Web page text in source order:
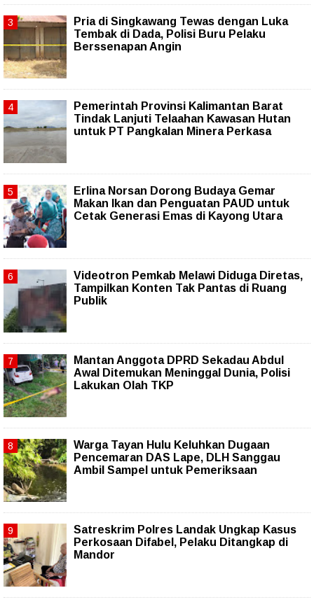
Pria di Singkawang Tewas dengan Luka
Tembak di Dada, Polisi Buru Pelaku
Berssenapan Angin
Pemerintah Provinsi Kalimantan Barat
Tindak Lanjuti Telaahan Kawasan Hutan
untuk PT Pangkalan Minera Perkasa
Erlina Norsan Dorong Budaya Gemar
Makan Ikan dan Penguatan PAUD untuk
Cetak Generasi Emas di Kayong Utara
Videotron Pemkab Melawi Diduga Diretas,
Tampilkan Konten Tak Pantas di Ruang
Publik
Mantan Anggota DPRD Sekadau Abdul
Awal Ditemukan Meninggal Dunia, Polisi
Lakukan Olah TKP
Warga Tayan Hulu Keluhkan Dugaan
Pencemaran DAS Lape, DLH Sanggau
Ambil Sampel untuk Pemeriksaan
Satreskrim Polres Landak Ungkap Kasus
Perkosaan Difabel, Pelaku Ditangkap di
Mandor